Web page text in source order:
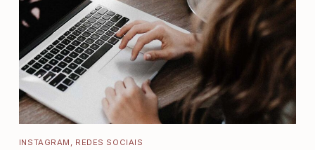
INSTAGRAM , REDES SOCIAIS